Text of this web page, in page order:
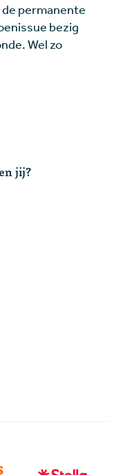
de permanente
bezig
Wel zo
jij?